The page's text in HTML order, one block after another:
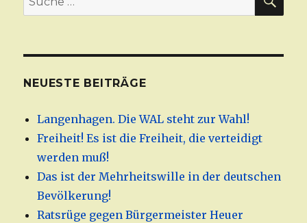
nach:
NEUESTE BEITRÄGE
Langenhagen. Die WAL steht zur Wahl!
Freiheit! Es ist die Freiheit, die verteidigt
werden muß!
Das ist der Mehrheitswille in der deutschen
Bevölkerung!
Ratsrüge gegen Bürgermeister Heuer